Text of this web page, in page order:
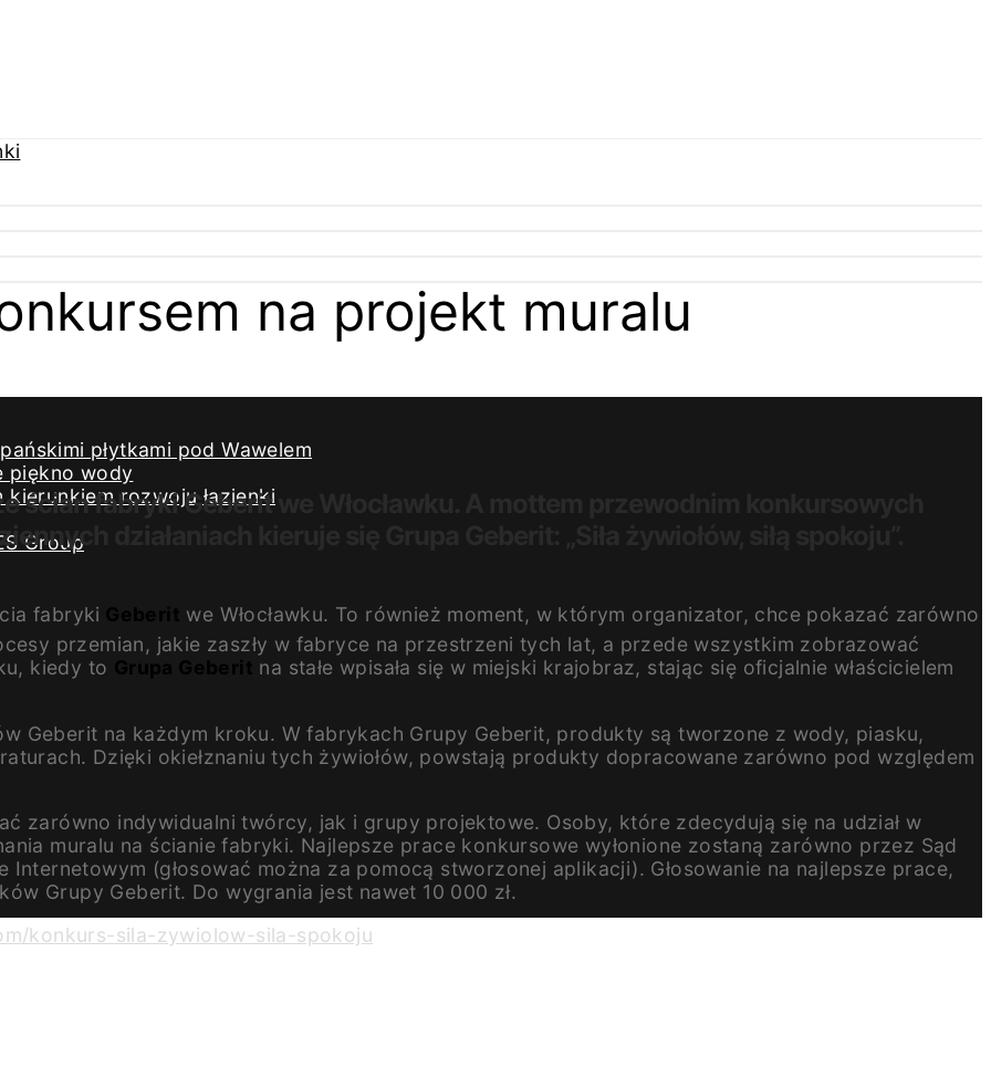
płytkami pod Wawelem
piękno wody
rozwoju łazienki
Group
na projekt muralu
ścian fabryki Geberit we Włocławku. A mottem przewodnim konkursowych
działaniach kieruje się Grupa Geberit: „Siła żywiołów, siłą spokoju”.
fabryki
we Włocławku. To również moment, w którym organizator, chce pokazać zarówno
przemian, jakie zaszły w fabryce na przestrzeni tych lat, a przede wszystkim zobrazować
kiedy to
na stałe wpisała się w miejski krajobraz, stając się oficjalnie właścicielem
Geberit na każdym kroku. W fabrykach Grupy Geberit, produkty są tworzone z wody, piasku,
Dzięki okiełznaniu tych żywiołów, powstają produkty dopracowane zarówno pod względem
zarówno indywidualni twórcy, jak i grupy projektowe. Osoby, które zdecydują się na udział w
muralu na ścianie fabryki. Najlepsze prace konkursowe wyłonione zostaną zarówno przez Sąd
(głosować można za pomocą stworzonej aplikacji). Głosowanie na najlepsze prace,
Grupy Geberit. Do wygrania jest nawet 10 000 zł.
konkurs-sila-zywiolow-sila-spokoju